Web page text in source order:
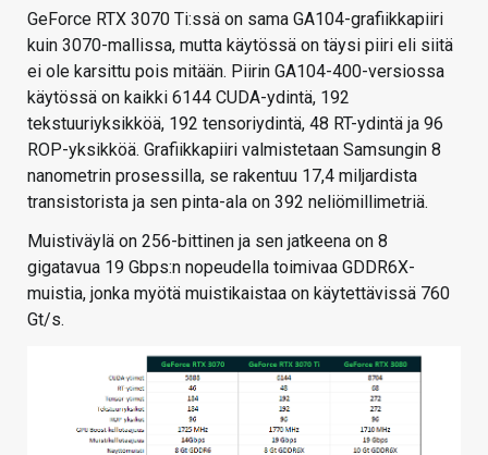
GeForce RTX 3070 Ti:ssä on sama GA104-grafiikkapiiri
kuin 3070-mallissa, mutta käytössä on täysi piiri eli siitä
ei ole karsittu pois mitään. Piirin GA104-400-versiossa
käytössä on kaikki 6144 CUDA-ydintä, 192
tekstuuriyksikköä, 192 tensoriydintä, 48 RT-ydintä ja 96
ROP-yksikköä. Grafiikkapiiri valmistetaan Samsungin 8
nanometrin prosessilla, se rakentuu 17,4 miljardista
transistorista ja sen pinta-ala on 392 neliömillimetriä.
Muistiväylä on 256-bittinen ja sen jatkeena on 8
gigatavua 19 Gbps:n nopeudella toimivaa GDDR6X-
muistia, jonka myötä muistikaistaa on käytettävissä 760
Gt/s.